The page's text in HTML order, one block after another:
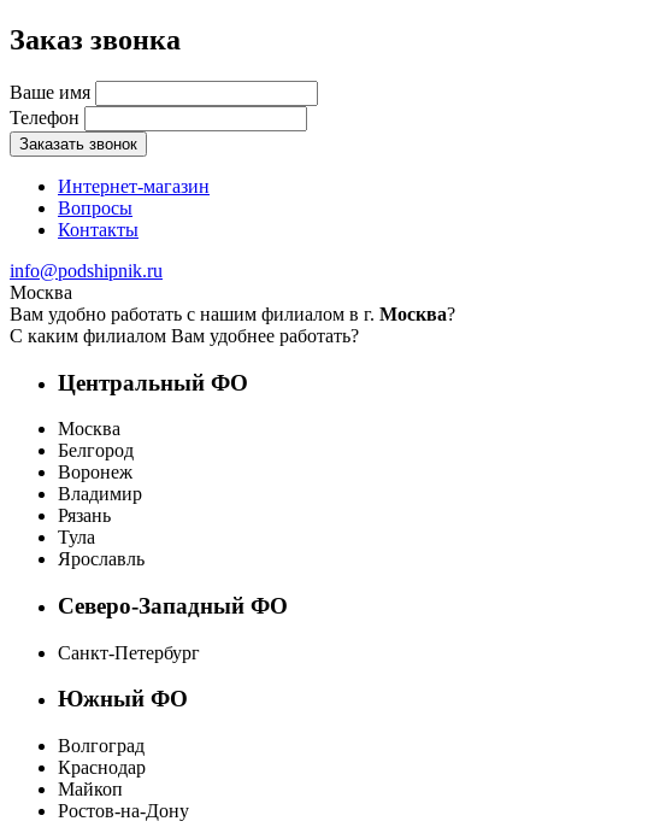
Заказ звонка
Ваше имя
Телефон
Заказать звонок
Интернет-магазин
Вопросы
Контакты
info@podshipnik.ru
Москва
Вам удобно работать с нашим филиалом в г. Москва?
С каким филиалом Вам удобнее работать?
Центральный ФО
Москва
Белгород
Воронеж
Владимир
Рязань
Тула
Ярославль
Северо-Западный ФО
Санкт-Петербург
Южный ФО
Волгоград
Краснодар
Майкоп
Ростов-на-Дону